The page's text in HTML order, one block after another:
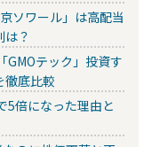
ソワール」は高配当
？
GMOテック」投資す
徹底比較
5倍になった理由と